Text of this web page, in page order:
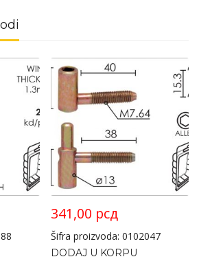
341,00 рсд
Šifra proizvoda: 0102047
DODAJ U KORPU